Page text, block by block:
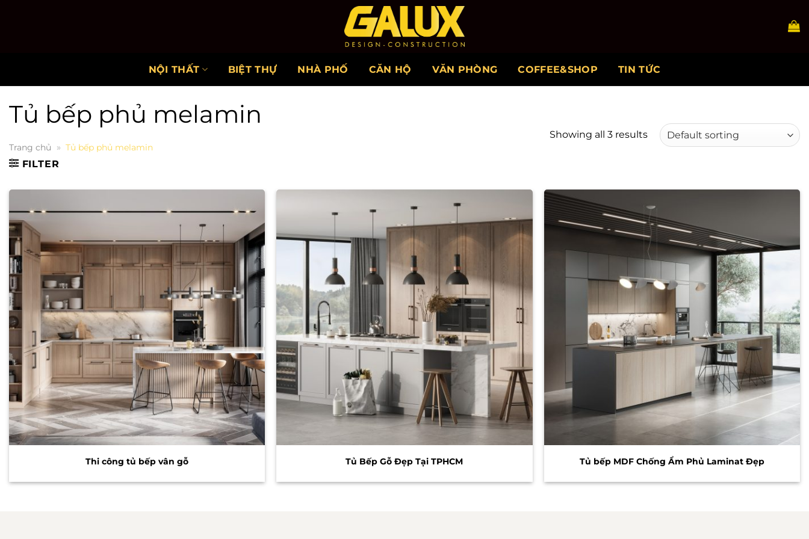
NỘI THẤT
BIỆT THỰ NHÀ PHỐ CĂN HỘ VĂN PHÒNG COFFEE&SHOP TIN TỨC
Tủ bếp phủ melamin
Trang chủ » Tủ bếp phủ melamin
FILTER
Showing all 3 results
Thi công tủ bếp vân gỗ Tủ Bếp Gỗ Đẹp Tại TPHCM Tủ bếp MDF Chống Ẩm Phủ Laminat Đẹp